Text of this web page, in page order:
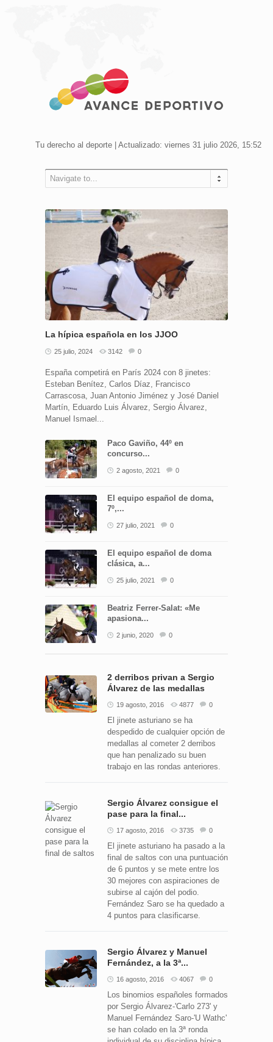
Tu derecho al deporte | Actualizado: viernes 31 julio 2026, 15:52
Navigate to...
La hípica española en los JJOO
25 julio, 2024 3142 0
España competirá en París 2024 con 8 jinetes:
Esteban Benítez, Carlos Díaz, Francisco
Carrascosa, Juan Antonio Jiménez y José Daniel
Martín, Eduardo Luis Álvarez, Sergio Álvarez,
Manuel Ismael...
Paco Gaviño, 44º en
concurso...
2 agosto, 2021 0
El equipo español de doma,
7º,...
27 julio, 2021 0
El equipo español de doma
clásica, a...
25 julio, 2021 0
Beatriz Ferrer-Salat: «Me
apasiona...
2 junio, 2020 0
2 derribos privan a Sergio
Álvarez de las medallas
19 agosto, 2016 4877 0
El jinete asturiano se ha
despedido de cualquier opción de
medallas al cometer 2 derribos
que han penalizado su buen
trabajo en las rondas anteriores.
Sergio Álvarez consigue el
pase para la final...
17 agosto, 2016 3735 0
El jinete asturiano ha pasado a la
final de saltos con una puntuación
de 6 puntos y se mete entre los
30 mejores con aspiraciones de
subirse al cajón del podio.
Fernández Saro se ha quedado a
4 puntos para clasificarse.
Sergio Álvarez y Manuel
Fernández, a la 3ª...
16 agosto, 2016 4067 0
Los binomios españoles formados
por Sergio Álvarez-'Carlo 273' y
Manuel Fernández Saro-'U Wathc'
se han colado en la 3ª ronda